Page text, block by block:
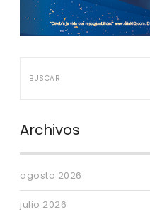
Archivos
agosto 2026
julio 2026